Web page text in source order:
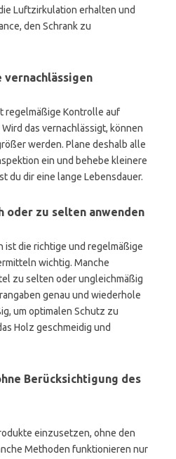
Luftzirkulation erhalten und
den Schrank zu
regelmäßige Kontrolle auf
Wird das vernachlässigt, können
werden. Plane deshalb alle
ein und behebe kleinere
du dir eine lange Lebensdauer.
oder zu selten anwenden
ist die richtige und regelmäßige
wichtig. Manche
zu selten oder ungleichmäßig
genau und wiederhole
um optimalen Schutz zu
Holz geschmeidig und
Berücksichtigung des
einzusetzen, ohne den
Methoden funktionieren nur